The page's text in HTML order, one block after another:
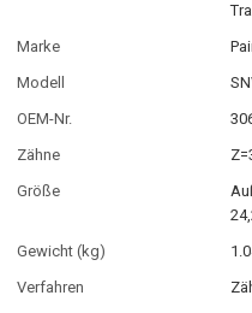
Marke
Modell
OEM-Nr.
Zähne
Größe
Gewicht (kg)
Verfahren